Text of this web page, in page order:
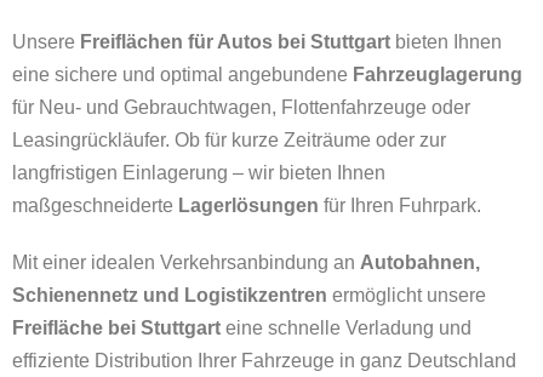
Unsere Freiflächen für Autos bei Stuttgart bieten Ihnen
eine sichere und optimal angebundene Fahrzeuglagerung
für Neu- und Gebrauchtwagen, Flottenfahrzeuge oder
Leasingrückläufer. Ob für kurze Zeiträume oder zur
langfristigen Einlagerung – wir bieten Ihnen
maßgeschneiderte Lagerlösungen für Ihren Fuhrpark.
Mit einer idealen Verkehrsanbindung an Autobahnen,
Schienennetz und Logistikzentren ermöglicht unsere
Freifläche bei Stuttgart eine schnelle Verladung und
effiziente Distribution Ihrer Fahrzeuge in ganz Deutschland